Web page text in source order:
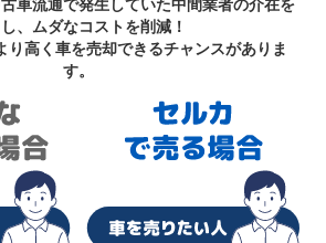
車流通で発生していた中間業者の介在を
、ムダなコストを削減！
り高く車を売却できるチャンスがありま
す。